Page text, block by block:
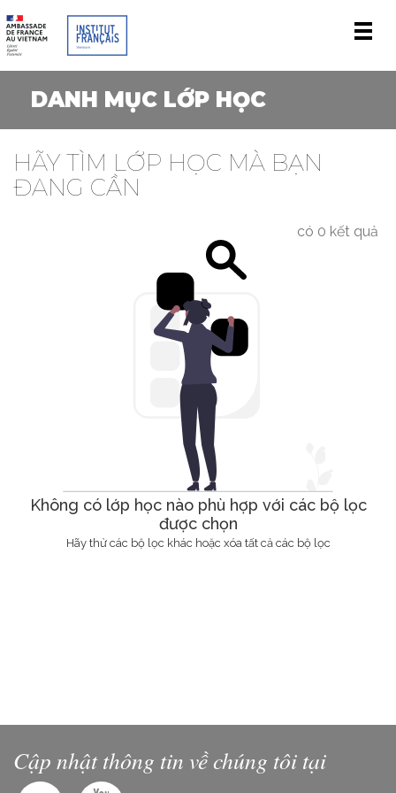
DANH MỤC LỚP HỌC
HÃY TÌM LỚP HỌC MÀ BẠN
ĐANG CẦN
có 0 kết quả
Không có lớp học nào phù hợp với các bộ lọc
được chọn
Hãy thử các bộ lọc khác hoặc xóa tất cả các bộ lọc
Cập nhật thông tin về chúng tôi tại